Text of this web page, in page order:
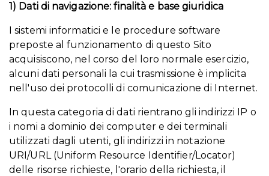
1) Dati di navigazione: finalità e base giuridica
I sistemi informatici e le procedure software
preposte al funzionamento di questo Sito
acquisiscono, nel corso del loro normale esercizio,
alcuni dati personali la cui trasmissione è implicita
nell'uso dei protocolli di comunicazione di Internet.
In questa categoria di dati rientrano gli indirizzi IP o
i nomi a dominio dei computer e dei terminali
utilizzati dagli utenti, gli indirizzi in notazione
URI/URL (Uniform Resource Identifier/Locator)
delle risorse richieste, l'orario della richiesta, il